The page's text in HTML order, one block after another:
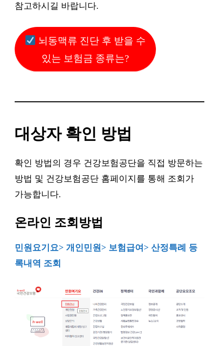
참고하시길 바랍니다.
뇌동맥류 진단 후 받을 수
있는 보험금 종류는?
대상자 확인 방법
확인 방법의 경우 건강보험공단을 직접 방문하는
방법 및 건강보험공단 홈페이지를 통해 조회가
가능합니다.
온라인 조회방법
민원요기요> 개인민원> 보험급여> 산정특례 등
록내역 조회